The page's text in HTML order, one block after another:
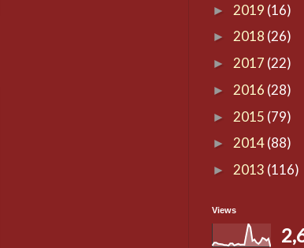
► 2019 (16)
► 2018 (26)
► 2017 (22)
► 2016 (28)
► 2015 (79)
► 2014(88)
► 2013 (116)
Views